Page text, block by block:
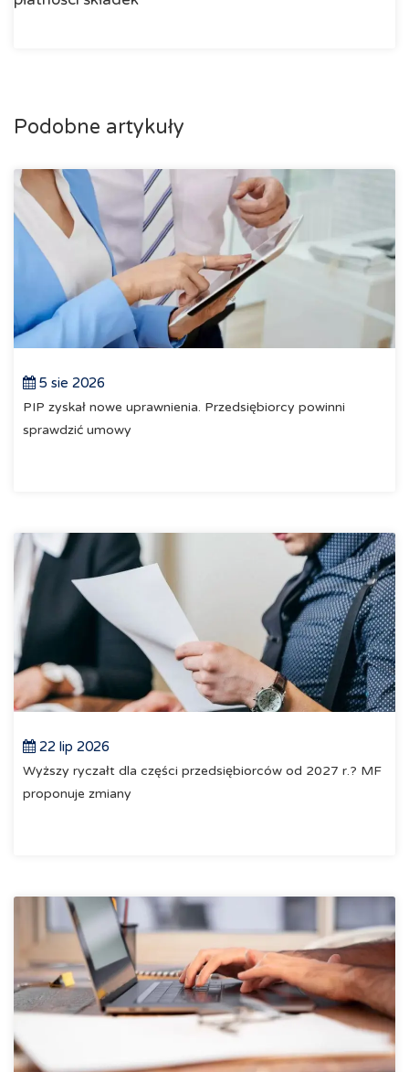
Podobne artykuły
5 sie 2026
PIP zyskał nowe uprawnienia. Przedsiębiorcy powinni
sprawdzić umowy
22 lip 2026
Wyższy ryczałt dla części przedsiębiorców od 2027 r.? MF
proponuje zmiany